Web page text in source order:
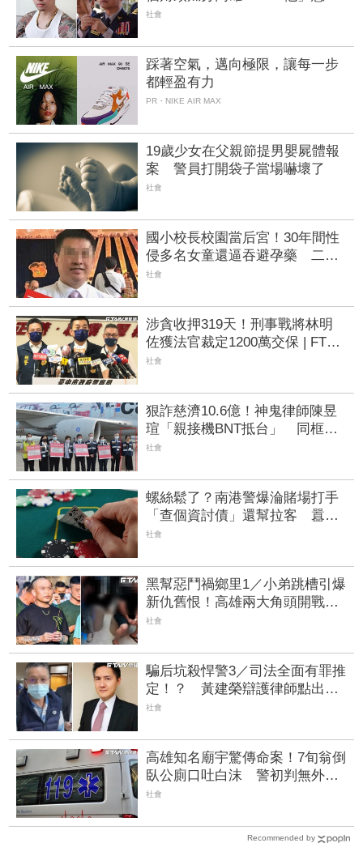
黑白兩道！刑事局長南下逮人
社會
踩著空氣，邁向極限，讓每一步
都輕盈有力
PR・NIKE AIR MAX
19歲少女在父親節提男嬰屍體報
案 警員打開袋子當場嚇壞了
社會
國小校長校園當后宮！30年間性
侵多名女童還逼吞避孕藥 二審
維持重判15年8月
社會
涉貪收押319天！刑事戰將林明
佐獲法官裁定1200萬交保 | FTNN
新聞網
社會
狠詐慈濟10.6億！神鬼律師陳昱
瑄「親接機BNT抵台」 同框陳
時中、張淑芬畫面曝光
社會
螺絲鬆了？南港警爆淪賭場打手
「查個資討債」還幫拉客 囂張
嗆：來法辦我！分局懲處下場曝
社會
黑幫惡鬥禍鄉里1／小弟跳槽引爆
新仇舊恨！高雄兩大角頭開戰
警方全城戒備
社會
騙后坑殺悍警3／司法全面有罪推
定！？ 黃建榮辯護律師點出「3
大爭議」
社會
高雄知名廟宇驚傳命案！7旬翁倒
臥公廁口吐白沫 警初判無外力
介入
社會
Recommended by